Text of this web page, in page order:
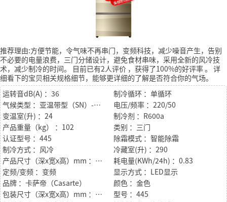
推荐理由:方便节能，令气味不再串门，变频科技，减少噪音产生，告别
不必要的电量浪费，三门分储设计，避免食材串味，采用全新的风冷技
术，减少制冷的时间。
目前已有2人评价 ，获得了100%的好评率。 详
细看下的宝贝相关规格细节，能够更详细的了解是否符合你的气场。
运转音dB(A) ：36
制冷循环 ：单循环
气候类型 ：亚温带型（SN）-温带型（N）-亚热带型（ST）
电压/频率 ：220/50
变温室(升) ：24
制冷剂 ：R600a
产品重量（kg） ：102
类别 ：三门
认证型号 ：445
除霜模式 ：智能除霜
制冷方式 ：风冷
冷藏室(升) ：290
产品尺寸（深x宽x高）mm ：676*700*1905
耗电量(KWh/24h) ：0.83
定频/变频 ：变频
显示方式 ：LED显示
品牌 ：卡萨帝（Casarte）
颜色 ：金色
包装尺寸（深x宽x高）mm ：676*700*1905
型号 ：445